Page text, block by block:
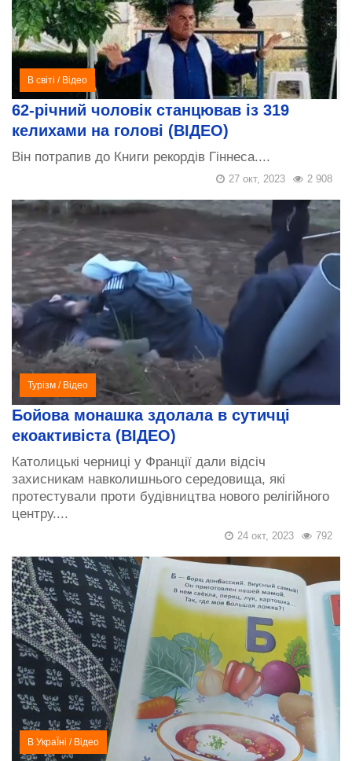
В світі / Відео
62-річний чоловік станцював із 319
келихами на голові (ВІДЕО)
Він потрапив до Книги рекордів Гіннеса....
2 908
27 окт, 2023
Турізм / Відео
Бойова монашка здолала в сутичці
екоактивіста (ВІДЕО)
Католицькі черниці у Франції дали відсіч
захисникам навколишнього середовища, які
протестували проти будівництва нового релігійного
центру....
792
24 окт, 2023
В УкраЇні / Відео